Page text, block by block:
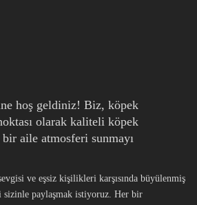
hoş geldiniz! Biz, köpek
olarak kaliteli köpek
aile atmosferi sunmayı
ve eşsiz kişilikleri karşısında büyülenmiş
paylaşmak istiyoruz. Her bir